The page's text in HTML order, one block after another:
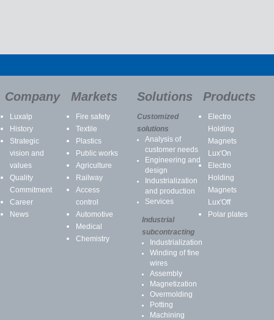
Company
Luxalp
History
Strategic
vision and
values
Quality
Commitment
Career
News
Markets
Fire safety
Textile
Plastics
Public works
Agriculture
Railway
Access
control
Automotive
Medical
Chemistry
Solutions
Customized
solutions
Analysis of
customer needs
Engineering and
design
Industrialization
and production
Services
Industrial
subcontracting
Industrialization
Winding of fine
wires
Assembly
Magnetization
Overmolding
Potting
Machining
Products
Electro
Holding
Magnets
Lux'On
Electro
Holding
Magnets
Lux'Off
Polar plates